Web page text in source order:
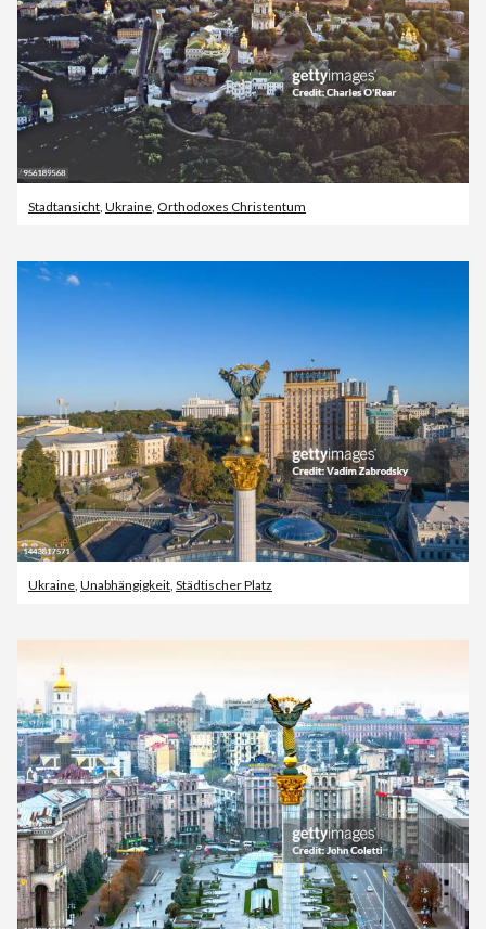
Stadtansicht Ukraine Orthodoxes Christentum
Ukraine, Unabhängigkeit, Städtischer Platz